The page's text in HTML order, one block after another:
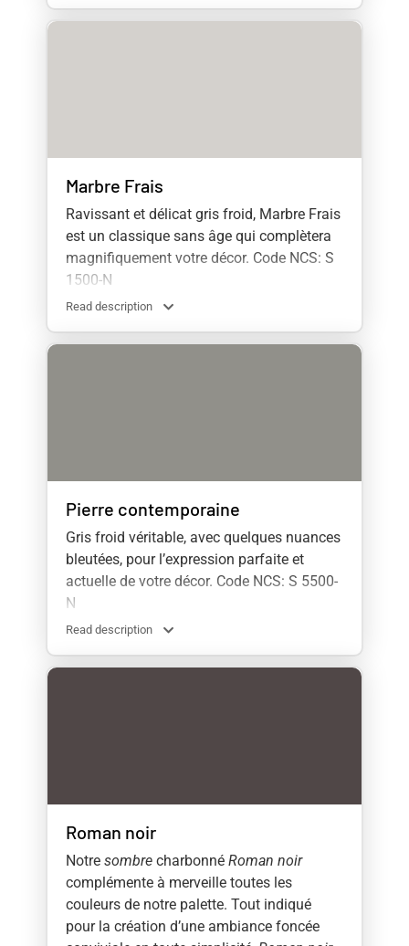
Marbre Frais
Ravissant et délicat gris froid, Marbre Frais
est un classique sans âge qui complètera
magnifiquement votre décor. Code NCS: S
1500-N
Read description
Pierre contemporaine
Gris froid véritable, avec quelques nuances
bleutées, pour l’expression parfaite et
actuelle de votre décor. Code NCS: S 5500-
N
Read description
Roman noir
Notre sombre charbonné Roman noir
complémente à merveille toutes les
couleurs de notre palette. Tout indiqué
pour la création d’une ambiance foncée